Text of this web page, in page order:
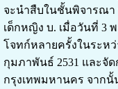
จะนำสืบในชั้นพิจารณา
เด็กหญิง บ. เมื่อวันที่ 3
โจทก์หลายครั้งในระหว่
กุมภาพันธ์ 2531 และจั
กรุงเทพมหานคร จากนั้